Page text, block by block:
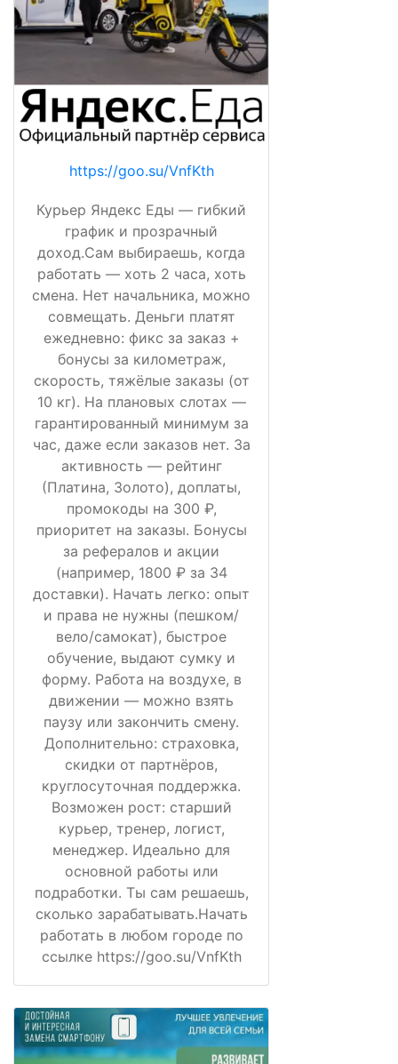
https://goo.su/VnfKth
Курьер Яндекс Еды — гибкий
график и прозрачный
доход.Сам выбираешь, когда
работать — хоть 2 часа, хоть
смена. Нет начальника, можно
совмещать. Деньги платят
ежедневно: фикс за заказ +
бонусы за километраж,
скорость, тяжёлые заказы (от
10 кг). На плановых слотах —
гарантированный минимум за
час, даже если заказов нет. За
активность — рейтинг
(Платина, Золото), доплаты,
промокоды на 300 ₽,
приоритет на заказы. Бонусы
за рефералов и акции
(например, 1800 ₽ за 34
доставки). Начать легко: опыт
и права не нужны (пешком/
вело/самокат), быстрое
обучение, выдают сумку и
форму. Работа на воздухе, в
движении — можно взять
паузу или закончить смену.
Дополнительно: страховка,
скидки от партнёров,
круглосуточная поддержка.
Возможен рост: старший
курьер, тренер, логист,
менеджер. Идеально для
основной работы или
подработки. Ты сам решаешь,
сколько зарабатывать.Начать
работать в любом городе по
ссылке https://goo.su/VnfKth